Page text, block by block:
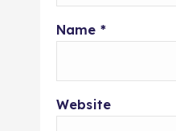
Name *
Website